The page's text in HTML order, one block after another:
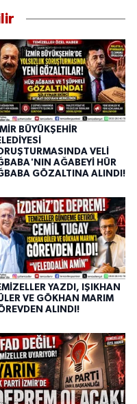
BÜYÜKŞEHİR
VELİ
AĞABEYİ HÜR
GÖZALTINA ALINDI!
YAZDI, IŞIKHAN
VE GÖKHAN MARIM
ALINDI!